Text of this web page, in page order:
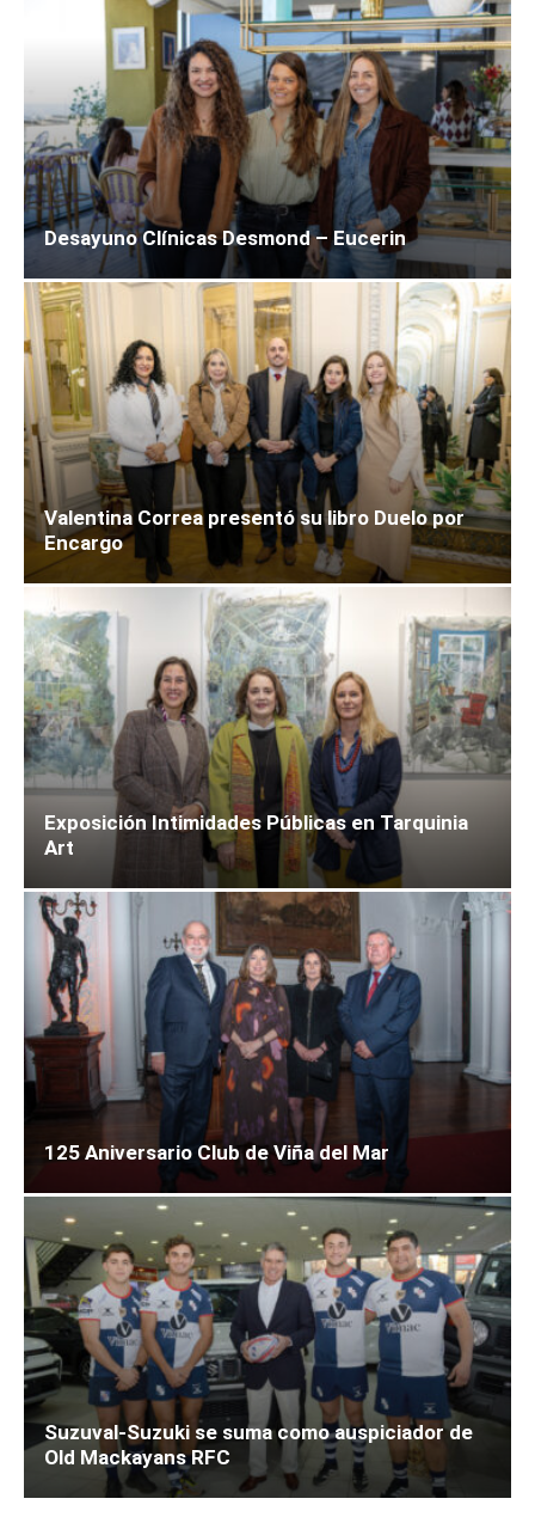
Desayuno Clínicas Desmond – Eucerin
Valentina Correa presentó su libro Duelo por
Encargo
Exposición Intimidades Públicas en Tarquinia
Art
125 Aniversario Club de Viña del Mar
Suzuval-Suzuki se suma como auspiciador de
Old Mackayans RFC